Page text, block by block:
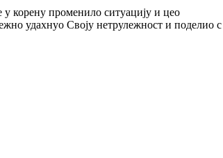
корену променило ситуацију и цео
удахнуо Своју нетрулежност и поделио с